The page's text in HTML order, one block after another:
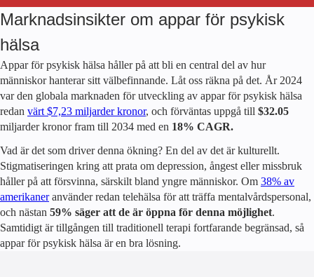
Marknadsinsikter om appar för psykisk
hälsa
Appar för psykisk hälsa håller på att bli en central del av hur
människor hanterar sitt välbefinnande. Låt oss räkna på det. År 2024
var den globala marknaden för utveckling av appar för psykisk hälsa
redan värt $7,23 miljarder kronor, och förväntas uppgå till $32.05
miljarder kronor fram till 2034 med en 18% CAGR.
Vad är det som driver denna ökning? En del av det är kulturellt.
Stigmatiseringen kring att prata om depression, ångest eller missbruk
håller på att försvinna, särskilt bland yngre människor. Om 38% av
amerikaneranvänder redan telehälsa för att träffa mentalvårdspersonal,
och nästan 59% säger att de är öppna för denna möjlighet.
Samtidigt är tillgången till traditionell terapi fortfarande begränsad, så
appar för psykisk hälsa är en bra lösning.